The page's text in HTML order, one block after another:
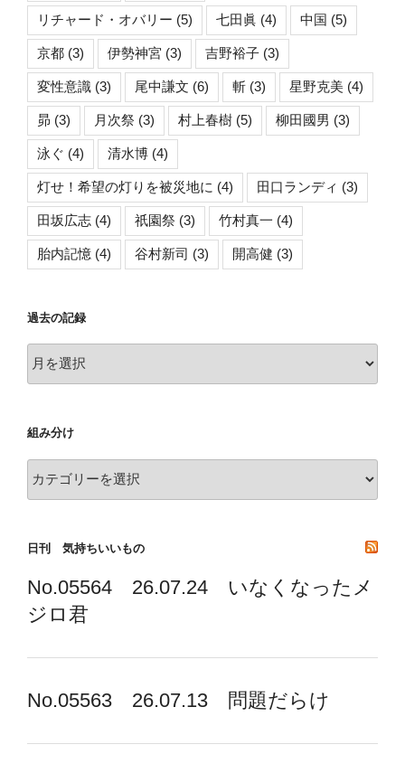
リチャード・オバリー (5) 七田眞 (4) 中国 (5)
京都 (3) 伊勢神宮 (3) 吉野裕子 (3)
変性意識 (3) 尾中謙文 (6) 斬 (3) 星野克美 (4)
昴 (3) 月次祭 (3) 村上春樹 (5) 柳田國男 (3)
泳ぐ (4) 清水博 (4)
灯せ！希望の灯りを被災地に (4) 田口ランディ (3)
田坂広志 (4) 祇園祭 (3) 竹村真一 (4)
胎内記憶 (4) 谷村新司 (3) 開高健 (3)
過去の記録
去
録
組み分け
み
日刊 気持ちいいもの
No.05564 26.07.24 いなくなったメ
ジロ君
No.05563 26.07.13 問題だらけ